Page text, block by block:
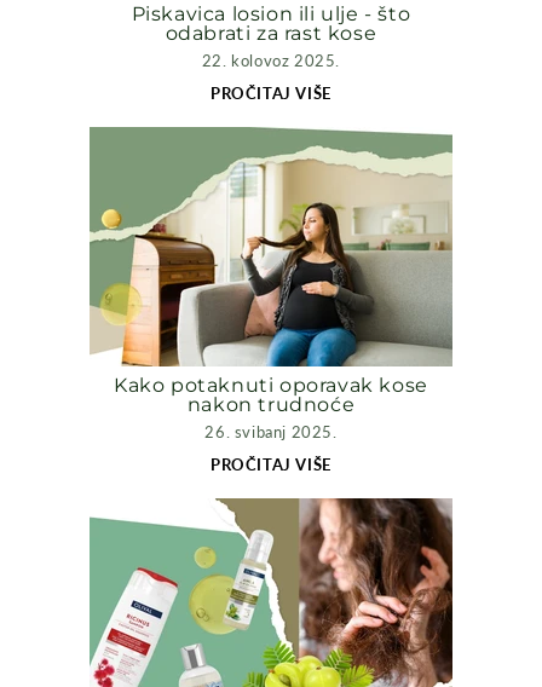
Piskavica losion ili ulje - što
odabrati za rast kose
22. kolovoz 2025.
PROČITAJ VIŠE
Kako potaknuti oporavak kose
nakon trudnoće
26. svibanj 2025.
PROČITAJ VIŠE